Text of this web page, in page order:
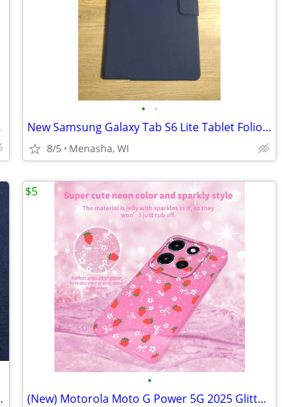
• •
New Samsung Galaxy Tab S6 Lite Tablet Folio Case 10.4" Onn
8/5 Menasha, WI
6 pro and Moto
•
(New) Motorola Moto G Power 5G 2025 Glitter Case
$5